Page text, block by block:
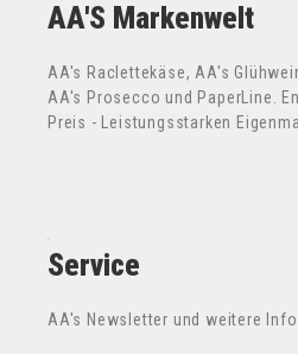
AA'S Markenwelt
AA's Raclettekäse, AA's
AA's Prosecco und PaperLine.
Preis - Leistungsstarken
Service
AA's Newsletter und weitere